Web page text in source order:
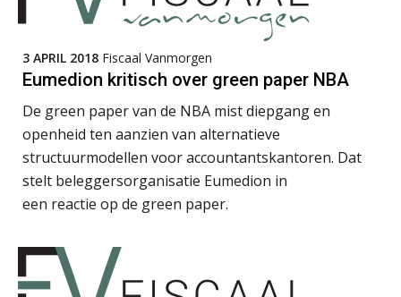
3 APRIL 2018 Fiscaal Vanmorgen
Eumedion kritisch over green paper NBA
De green paper van de NBA mist diepgang en
openheid ten aanzien van alternatieve
structuurmodellen voor accountantskantoren. Dat
stelt beleggersorganisatie Eumedion in
een reactie op de green paper.
Jan van Wijngaarden